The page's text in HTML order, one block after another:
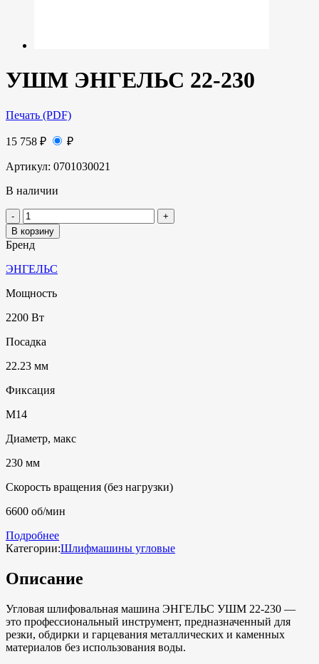
УШМ ЭНГЕЛЬС 22-230
Печать (PDF)
15 758 ₽ ₽
Артикул: 0701030021
В наличии
В корзину
Бренд
ЭНГЕЛЬС
Мощность
2200 Вт
Посадка
22.23 мм
Фиксация
M14
Диаметр, макс
230 мм
Скорость вращения (без нагрузки)
6600 об/мин
Подробнее
Категории:Шлифмашины угловые
Описание
Угловая шлифовальная машина ЭНГЕЛЬС УШМ 22-230 —
это профессиональный инструмент, предназначенный для
резки, обдирки и гарцевания металлических и каменных
материалов без использования воды.